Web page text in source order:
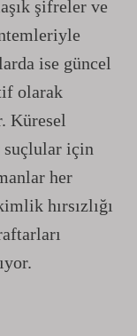
şifreler ve
ise güncel
olarak
Küresel
suçlular için
her
hırsızlığı